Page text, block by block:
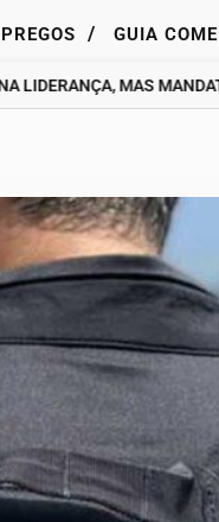
/ GUIA
MAS MANDATO